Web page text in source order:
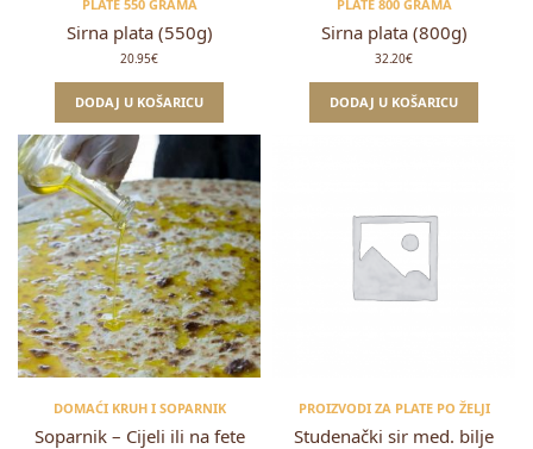
PLATE 550 GRAMA
Sirna plata (550g)
20.95€
DODAJ U KOŠARICU
PLATE 800 GRAMA
Sirna plata (800g)
32.20€
DODAJ U KOŠARICU
DOMAĆI KRUH I SOPARNIK
Soparnik – Cijeli ili na fete
PROIZVODI ZA PLATE PO ŽELJI
Studenački sir med. bilje